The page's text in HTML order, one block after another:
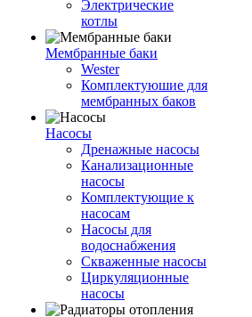
Электрические
котлы
Мембранные баки
Wester
Комплектуюшие для
мембранных баков
Насосы
Дренажные насосы
Канализационные
насосы
Комплектующие к
насосам
Насосы для
водоснабжения
Скваженные насосы
Циркуляционные
насосы